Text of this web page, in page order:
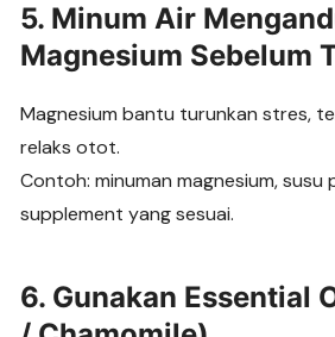
5. Minum Air
Magnesium Sebelum
Magnesium bantu turunkan stres,
relaks otot.
Contoh: minuman magnesium, susu
supplement yang sesuai.
6. Gunakan Essential